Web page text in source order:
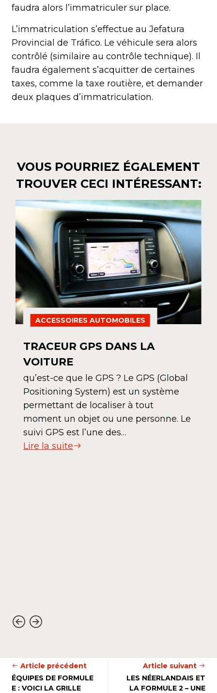
faudra alors l’immatriculer sur place.
L’immatriculation s’effectue au Jefatura
Provincial de Tráfico. Le véhicule sera alors
contrôlé (similaire au contrôle technique). Il
faudra également s’acquitter de certaines
taxes, comme la taxe routière, et demander
deux plaques d’immatriculation.
VOUS POURRIEZ ÉGALEMENT
TROUVER CECI INTÉRESSANT:
ACCESSOIRES AUTOMOBILES
TRACEUR GPS DANS LA
VOITURE
qu’est-ce que le GPS ? Le GPS (Global
Positioning System) est un système
permettant de localiser à tout
moment un objet ou une personne. Le
suivi GPS est l’une des…
Lire la suite
Article précédent
ÉQUIPES DE FORMULE
E : VOICI LA GRILLE
Article suivant
LES NÉERLANDAIS ET
LA FORMULE 2 – UNE